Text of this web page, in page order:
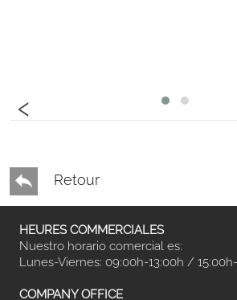
‹
Retour
HEURES COMMERCIALES
Nuestro horario comercial es:
Lunes-Viernes: 09:00h-13:00h /
COMPANY OFFICE